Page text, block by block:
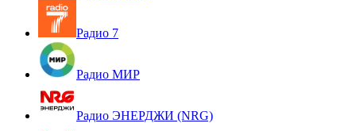
Радио 7
Радио МИР
Радио ЭНЕРДЖИ (NRG)